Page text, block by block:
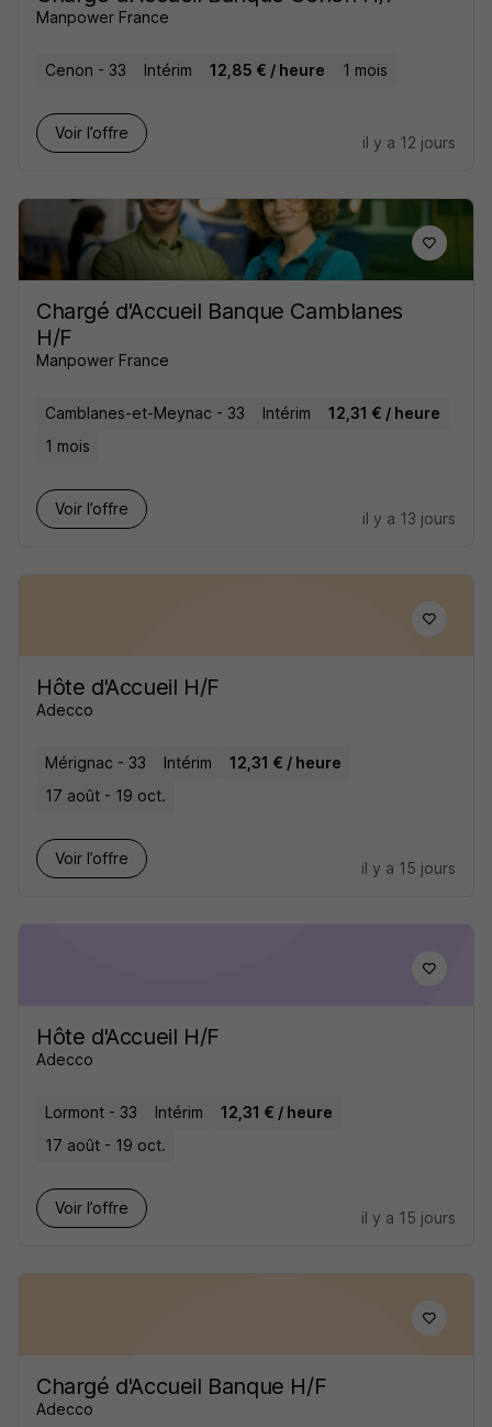
Manpower France
Cenon - 33 Intérim 12,85 € / heure 1 mois
Voir l’offre
il y a 12 jours
Chargé d'Accueil Banque Camblanes
H/F
Manpower France
Camblanes-et-Meynac - 33 Intérim
12,31 € / heure
1 mois
Voir l’offre
il y a 13 jours
Hôte d'Accueil H/F
Adecco
Mérignac - 33 Intérim
12,31 € / heure
17 août - 19 oct.
Voir l’offre
il y a 15 jours
Hôte d'Accueil H/F
Adecco
Lormont - 33 Intérim
12,31 € / heure
17 août - 19 oct.
Voir l’offre
il y a 15 jours
Chargé d'Accueil Banque H/F
Adecco